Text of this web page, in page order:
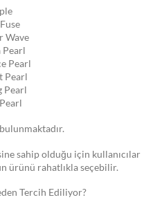
Wave
Pearl
Pearl
Pearl
Pearl
sahip olduğu için kullanıcılar
ürünü rahatlıkla seçebilir.
Tercih Ediliyor?